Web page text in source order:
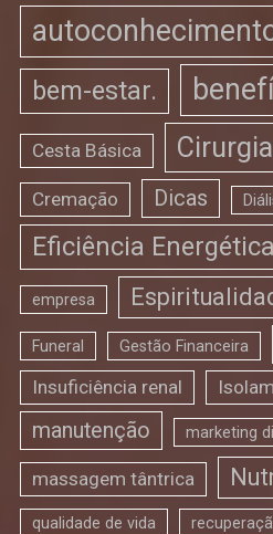
bem-estar.
Cesta Básica
Cremação Dicas
Eficiência Energética
empresa
Funeral Gestão Financeira
Insuficiência renal
manutenção marketing
massagem tântrica
qualidade de vida